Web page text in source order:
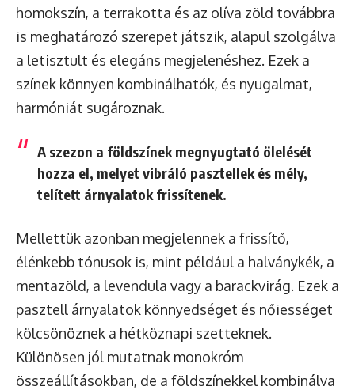
homokszín, a terrakotta és az olíva zöld továbbra
is meghatározó szerepet játszik, alapul szolgálva
a letisztult és elegáns megjelenéshez. Ezek a
színek könnyen kombinálhatók, és nyugalmat,
harmóniát sugároznak.
A szezon a földszínek megnyugtató ölelését
hozza el, melyet vibráló pasztellek és mély,
telített árnyalatok frissítenek.
Mellettük azonban megjelennek a frissítő,
élénkebb tónusok is, mint például a halványkék, a
mentazöld, a levendula vagy a barackvirág. Ezek a
pasztell árnyalatok könnyedséget és nőiességet
kölcsönöznek a hétköznapi szetteknek.
Különösen jól mutatnak monokróm
összeállításokban, de a földszínekkel kombinálva